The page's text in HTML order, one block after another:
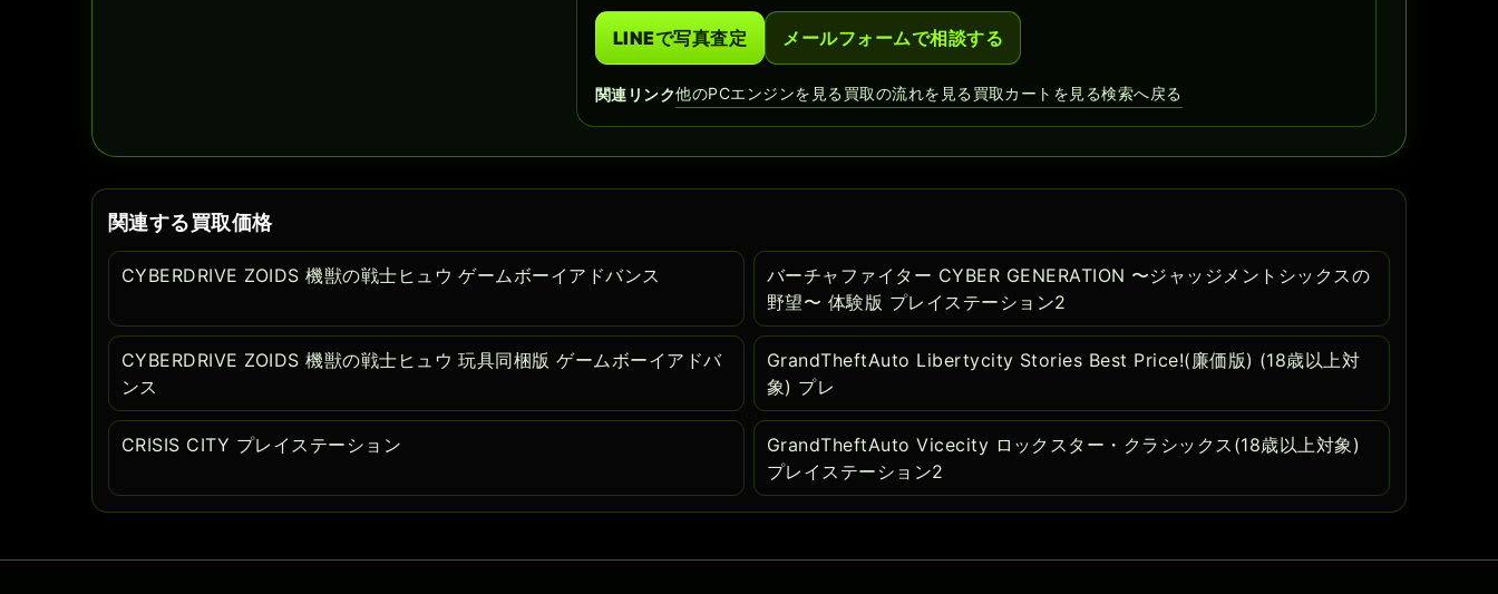
LINEで写真査定 メールフォームで相談する
関連リンク他のPCエンジンを見る買取の流れを見る買取カートを見る検索へ戻る
関連する買取価格
CYBERDRIVE ZOIDS 機獣の戦士ヒュウ ゲームボーイアドバンス
バーチャファイター CYBER GENERATION 〜ジャッジメントシックスの
野望〜 体験版 プレイステーション2
CYBERDRIVE ZOIDS 機獣の戦士ヒュウ 玩具同梱版 ゲームボーイアドバ
ンス
GrandTheftAuto Libertycity Stories Best Price!(廉価版) (18歳以上対
象) プレ
CRISIS CITY プレイステーション
GrandTheftAuto Vicecity ロックスター・クラシックス(18歳以上対象)
プレイステーション2